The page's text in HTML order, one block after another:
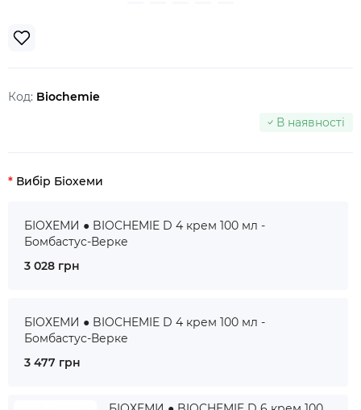
Код: Biochemie
В наявності
Вибір Біохеми
БІОХЕМИ ● BIOCHEMIE D 4 крем 100 мл -
Бомбастус-Верке
3 028 грн
БІОХЕМИ ● BIOCHEMIE D 4 крем 100 мл -
Бомбастус-Верке
3 477 грн